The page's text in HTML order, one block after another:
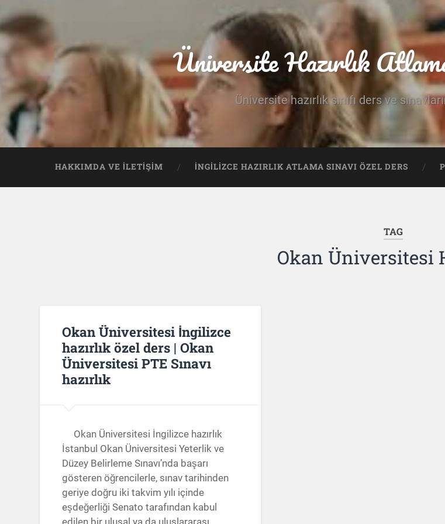
Üniversite Hazırlık
Üniversite hazırlık sınıfı ders ve
HAKKIMDA VE İLETIŞIM İNGILIZCE HAZIRLIK ATLAMA SINAVI ÖZEL DERS
TAG
Okan Üniversitesi
Okan Üniversitesi İngilizce
hazırlık özel ders | Okan
Üniversitesi PTE Sınavı
hazırlık
Okan Üniversitesi İngilizce hazırlık
İstanbul Okan Üniversitesi Yeterlik ve
Düzey Belirleme Sınavı’nda başarı
gösteren öğrencilerle, sınav tarihinden
geriye doğru iki takvim yılı içinde
eşdeğerliği Senato tarafından kabul